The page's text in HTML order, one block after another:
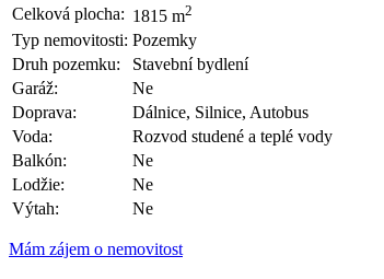
Celková plocha: 1815 m2
Typ nemovitosti: Pozemky
Druh pozemku:
Stavební bydlení
Garáž:
Ne
Doprava:
Dálnice, Silnice, Autobus
Voda:
Rozvod studené a teplé vody
Balkón:
Ne
Lodžie:
Ne
Výtah:
Ne
Mám zájem o nemovitost